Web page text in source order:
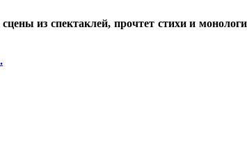
из спектаклей, прочтет стихи и